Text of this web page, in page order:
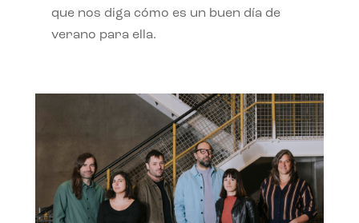
que nos diga cómo es un buen día de
verano para ella.